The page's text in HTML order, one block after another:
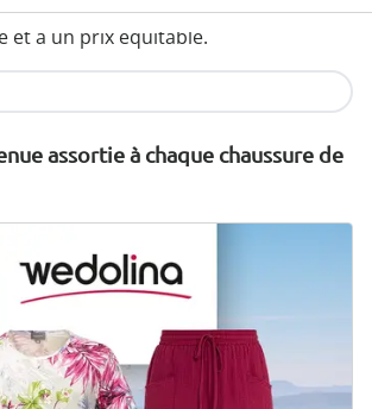
confort, style et qualité - produit de
et à un prix équitable.
assortie à chaque chaussure de